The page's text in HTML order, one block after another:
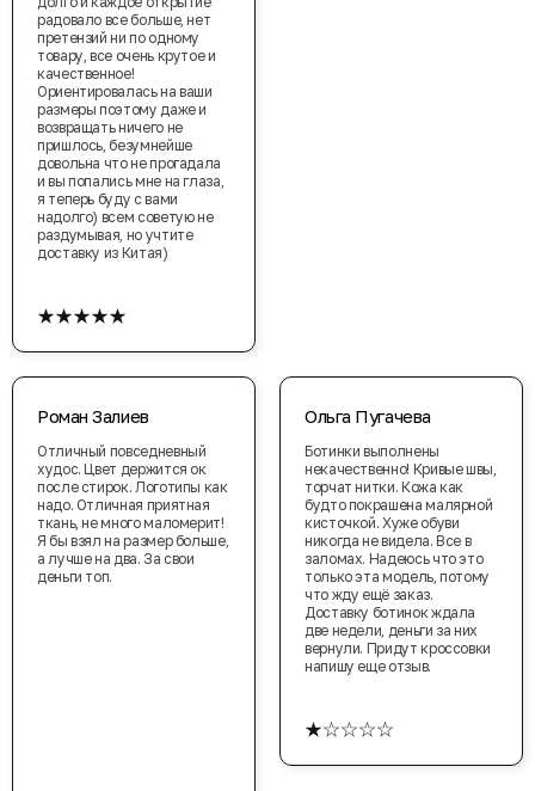
радовало все больше, нет
претензий ни по одному
товару, все очень крутое и
качественное!
Ориентировалась на ваши
размеры поэтому даже и
возвращать ничего не
пришлось, безумнейше
довольна что не прогадала
и вы попались мне на глаза,
я теперь буду с вами
надолго) всем советую не
раздумывая, но учтите
доставку из Китая)
★★★★★
Роман Залиев
Отличный повседневный
худос. Цвет держится ок
после стирок. Логотипы как
надо. Отличная приятная
ткань, не много маломерит!
Я бы взял на размер больше,
а лучше на два. За свои
деньги топ.
Ольга Пугачева
Ботинки выполнены
некачественно! Кривые швы,
торчат нитки. Кожа как
будто покрашена малярной
кисточкой. Хуже обуви
никогда не видела. Все в
заломах. Надеюсь что это
только эта модель, потому
что жду ещё заказ.
Доставку ботинок ждала
две недели, деньги за них
вернули. Придут кроссовки
напишу еще отзыв.
★☆☆☆☆